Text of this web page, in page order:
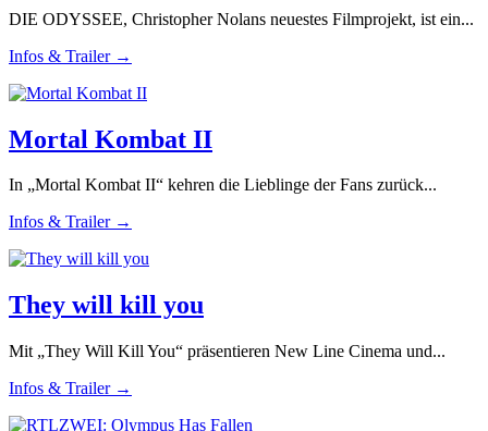
DIE ODYSSEE, Christopher Nolans neuestes Filmprojekt, ist ein...
Infos & Trailer →
Mortal Kombat II
In „Mortal Kombat II“ kehren die Lieblinge der Fans zurück...
Infos & Trailer →
They will kill you
Mit „They Will Kill You“ präsentieren New Line Cinema und...
Infos & Trailer →